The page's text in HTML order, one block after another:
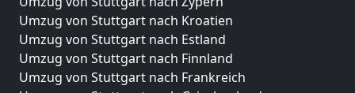
Umzug von Stuttgart nach Kroatien
Umzug von Stuttgart nach Estland
Umzug von Stuttgart nach Finnland
Umzug von Stuttgart nach Frankreich